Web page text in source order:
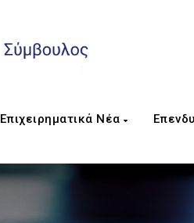
Επιχειρηματικά Νέα